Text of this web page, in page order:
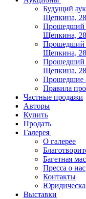
Будущий
Щепкина, 28
Прошедший
Щепкина, 28
Прошедший
Щепкина, 28
Прошедший
Щепкина, 28
Прошедшие
Правила
Частные продажи
Авторы
Купить
Продать
Галерея
О галерее
Багетная
Пресса о нас
Контакты
Выставки